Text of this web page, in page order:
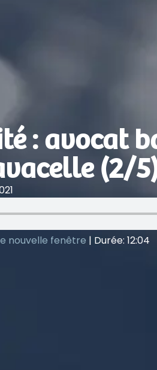
: avocat
(2/
nouvelle fenêtre | Durée: 12:04